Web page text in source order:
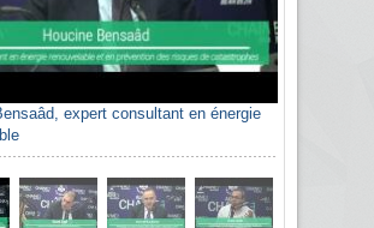
expert consultant en énergie